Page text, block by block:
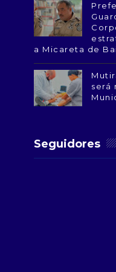
a Micareta de
será
Seguidores